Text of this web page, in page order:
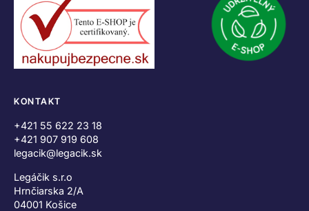
KONTAKT
+421 55 622 23 18
+421 907 919 608
legacik@legacik.sk
Legáčik s.r.o
Hrnčiarska 2/A
04001 Košice